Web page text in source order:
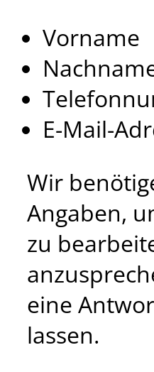
Vorname
E-Mail-
Wir
Angaben,
zu
eine
lassen.